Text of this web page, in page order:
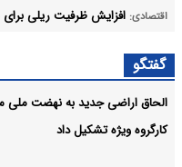
اقتصادی: افزایش ظرفیت ریلی برای
اقتصادی: شفاف‌سازی «هما» درباره
خدمت‌رسان جدا از فروش عمومی
گفتگو
الحاق اراضی جدید به نهضت ملی
کارگروه ویژه تشکیل داد